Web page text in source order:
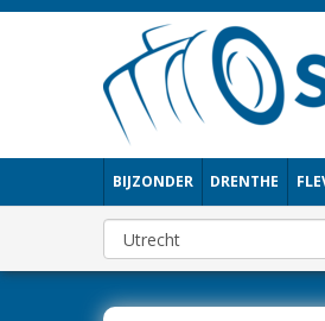
BIJZONDER DRENTHE